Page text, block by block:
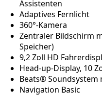
Assistenten
Adaptives Fernlicht
360°-Kamera
Zentraler Bildschirm
Speicher)
9,2 Zoll HD
Head-up-Display, 10
Beats® Soundsystem
Navigation Basic